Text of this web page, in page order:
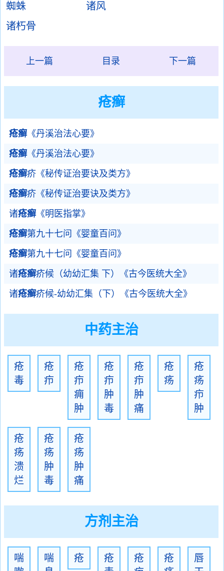
蜘蛛
诸风
诸朽骨
上一篇 目录 下一篇
疮癣
疮癣 《丹溪治法心要》
疮癣 《丹溪治法心要》
疮癣疥《秘传证治要诀及类方》
疮癣疥《秘传证治要诀及类方》
诸疮癣 《明医指掌》
疮癣第九十七问《婴童百问》
疮癣第九十七问《婴童百问》
诸疮癣疥候（幼幼汇集 下）《古今医统大全》
诸疮癣疥候-幼幼汇集（下）《古今医统大全》
中药主治
疮
毒
疮
疖
疮
疖
痈
肿
疮
疖
肿
毒
疮
疖
肿
痛
疮
疡
疮
疡
疖
肿
疮
疡
溃
烂
疮
疡
肿
毒
疮
疡
肿
痛
方剂主治
喘
喘
疮
疮
疮
疮
唇